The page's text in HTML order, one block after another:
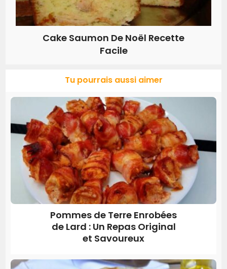
Cake Saumon De Noël Recette
Facile
Tu pourrais aussi aimer
Pommes de Terre Enrobées
de Lard : Un Repas Original
et Savoureux